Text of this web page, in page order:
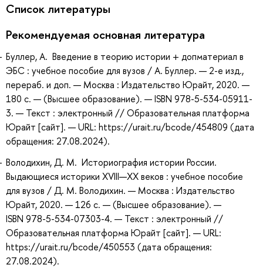
Список литературы
Рекомендуемая основная литература
Буллер, А. Введение в теорию истории + допматериал в
ЭБС : учебное пособие для вузов / А. Буллер. — 2-е изд.,
перераб. и доп. — Москва : Издательство Юрайт, 2020. —
180 с. — (Высшее образование). — ISBN 978-5-534-05911-
3. — Текст : электронный // Образовательная платформа
Юрайт [сайт]. — URL: https://urait.ru/bcode/454809 (дата
обращения: 27.08.2024).
Володихин, Д. М. Историография истории России.
Выдающиеся историки XVIII—XX веков : учебное пособие
для вузов / Д. М. Володихин. — Москва : Издательство
Юрайт, 2020. — 126 с. — (Высшее образование). —
ISBN 978-5-534-07303-4. — Текст : электронный //
Образовательная платформа Юрайт [сайт]. — URL:
https://urait.ru/bcode/450553 (дата обращения:
27.08.2024).